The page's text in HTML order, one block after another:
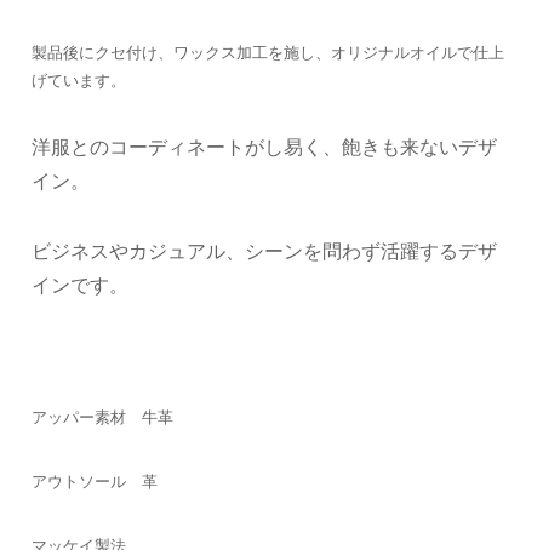
製品後にクセ付け、ワックス加工を施し、オリジナルオイルで仕上
げています。
洋服とのコーディネートがし易く、飽きも来ないデザ
イン。
ビジネスやカジュアル、シーンを問わず活躍するデザ
インです。
アッパー素材 牛革
アウトソール 革
マッケイ製法